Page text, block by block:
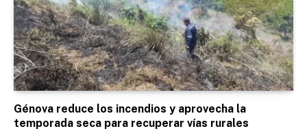
Génova reduce los incendios y aprovecha la
temporada seca para recuperar vías rurales